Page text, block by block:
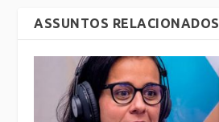
ASSUNTOS RELACIONADOS